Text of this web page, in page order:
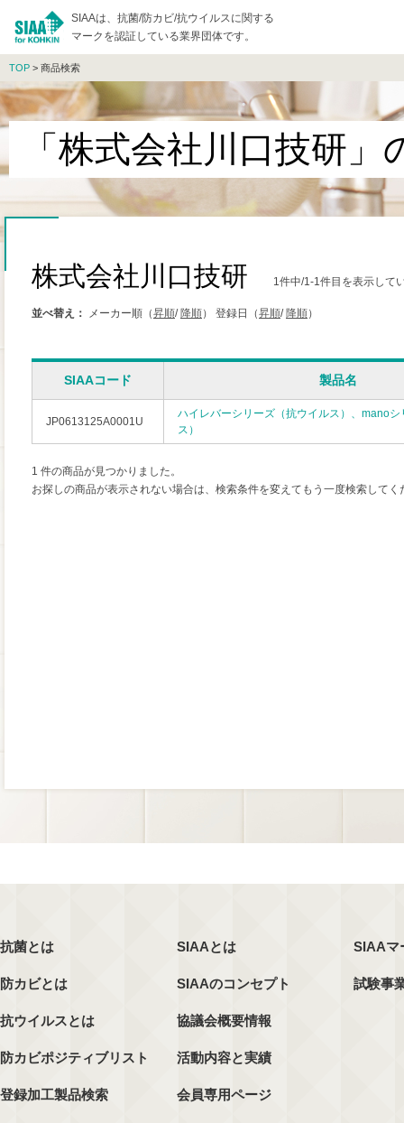
SIAAは、抗菌/防カビ/抗ウイルスに関する
マークを認証している業界団体です。
TOP > 商品検索
「株式会社川口技研」
株式会社川口技研 1件中/1-1件目を表示して
並べ替え： メーカー順（昇順/ 降順） 登録日（昇順/ 降順）
SIAAコード 製品名
JP0613125A0001U
ハイレバーシリーズ（抗ウイルス）、manoシ
ス）
1 件の商品が見つかりました。
お探しの商品が表示されない場合は、検索条件を変えてもう一度検索してく
抗菌とは
防カビとは
抗ウイルスとは
防カビポジティブリスト
登録加工製品検索
SIAAとは
SIAAのコンセプト
協議会概要情報
活動内容と実績
会員専用ページ
SIAAマ
試験事